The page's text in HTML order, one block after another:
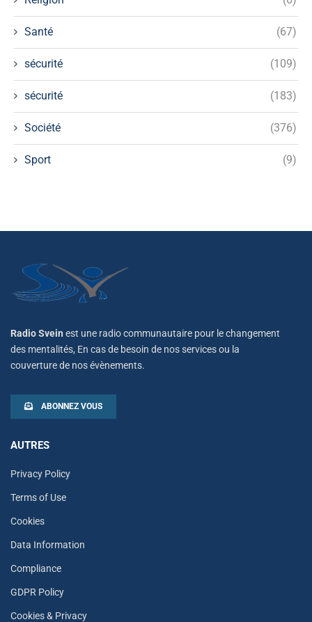
Santé (67)
sécurité (109)
sécurité (183)
Société (376)
Sport (9)
Radio Svein est une radio communautaire pour le changement
des mentalités, En cas de besoin de nos services ou la
couverture de nos évènements.
ABONNEZ VOUS
AUTRES
Privacy Policy
Terms of Use
Cookies
Data Information
Compliance
GDPR Policy
Cookies & Privacy